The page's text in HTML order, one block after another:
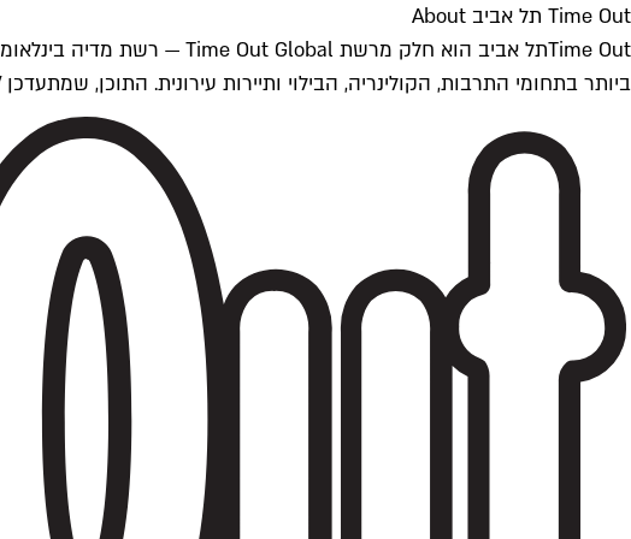
Time Out תל אביב About
ביותר בתחומי התרבות, הקולינריה, הבילוי ותיירות עירונית. התוכן, שמתעדכן 24/7, נכתב ונערך על ידי צוות עיתונאים מקצועי מקומי בישראל, בהתאם לסטנדרטים של Time Out העולמית.